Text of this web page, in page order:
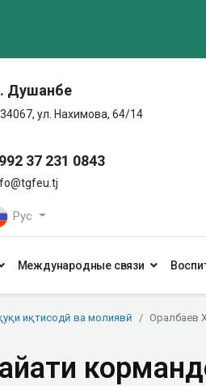
Душанбе
ул. Нахимова, 64/14
37 231 0843
Рус
Международные связи
иқтисодӣ ва молиявӣ Оралбаев
Ҳайати